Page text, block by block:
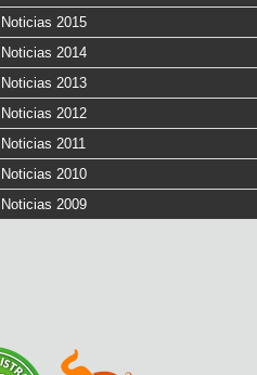
Noticias 2015
Noticias 2014
Noticias 2013
Noticias 2012
Noticias 2011
Noticias 2010
Noticias 2009